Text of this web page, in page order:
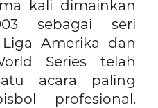
kali dimainkan
sebagai seri
Amerika dan
Series telah
acara paling
profesional.